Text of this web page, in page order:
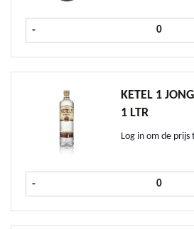
-
KETEL 1
1 LTR
Log in om de prijs
- Ketel 1